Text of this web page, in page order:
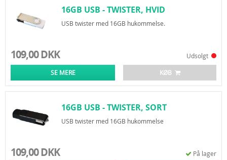
16GB USB - TWISTER, HVID
USB twister med 16GB hukommelse.
109,00 DKK Udsolgt
SE MERE KØB
16GB USB - TWISTER, SORT
USB twister med 16GB hukommelse
109,00 DKK På lager